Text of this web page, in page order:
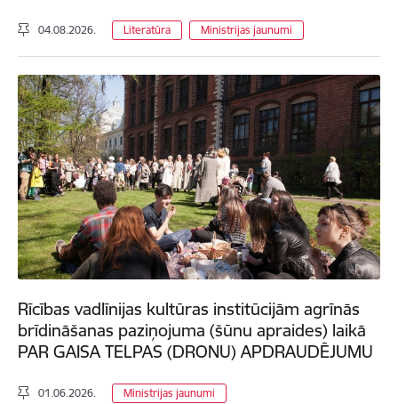
04.08.2026. Literatūra Ministrijas jaunumi
Rīcības vadlīnijas kultūras institūcijām agrīnās
brīdināšanas paziņojuma (šūnu apraides) laikā
PAR GAISA TELPAS (DRONU) APDRAUDĒJUMU
01.06.2026. Ministrijas jaunumi